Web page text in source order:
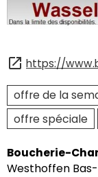
https://
offre de la
offre spéciale
Boucherie-
Westhoffen